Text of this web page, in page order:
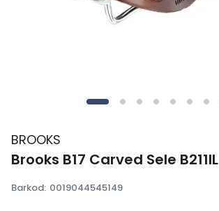
BROOKS
Brooks B17 Carved Sele B211IL
Barkod: 0019044545149